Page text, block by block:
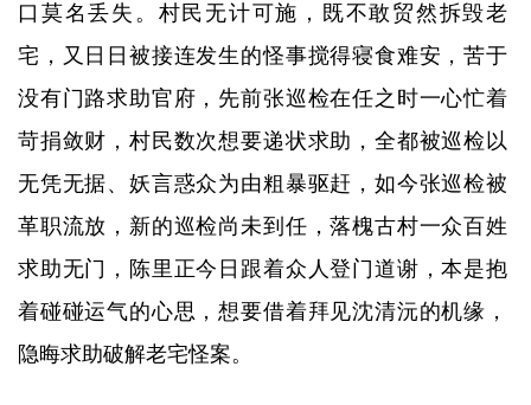
口莫名丢失。村民无计可施，既不敢贸然拆毁老
宅，又日日被接连发生的怪事搅得寝食难安，苦于
没有门路求助官府，先前张巡检在任之时一心忙着
苛捐敛财，村民数次想要递状求助，全都被巡检以
无凭无据、妖言惑众为由粗暴驱赶，如今张巡检被
革职流放，新的巡检尚未到任，落槐古村一众百姓
求助无门，陈里正今日跟着众人登门道谢，本是抱
着碰碰运气的心思，想要借着拜见沈清沅的机缘，
隐晦求助破解老宅怪案。